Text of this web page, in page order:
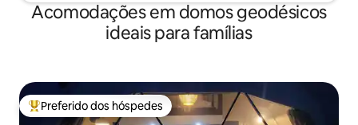
Acomodações em domos geodésicos
ideais para famílias
Entre os melhores preferidos dos hóspedes
Preferido dos hóspedes